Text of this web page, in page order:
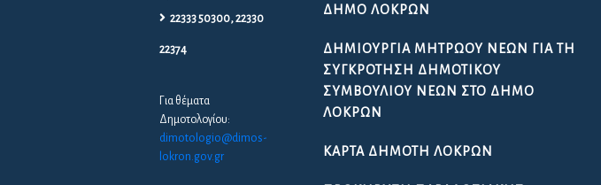
22333 50300, 22330
22374
Για θέματα
Δημοτολογίου:
dimotologio@dimos-
lokron.gov.gr
ΔΉΜΟ ΛΟΚΡΏΝ
ΔΗΜΙΟΥΡΓΊΑ ΜΗΤΡΏΟΥ ΝΈΩΝ ΓΙΑ ΤΗ
ΣΥΓΚΡΌΤΗΣΗ ΔΗΜΟΤΙΚΟΎ
ΣΥΜΒΟΥΛΊΟΥ ΝΈΩΝ ΣΤΟ ΔΉΜΟ
ΛΟΚΡΏΝ
ΚΆΡΤΑ ΔΗΜΌΤΗ ΛΟΚΡΏΝ